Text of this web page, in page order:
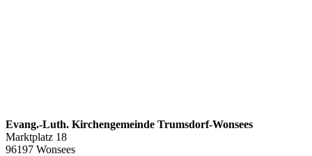
Evang.-Luth. Kirchengemeinde Trumsdorf-Wonsees
Marktplatz 18
96197 Wonsees